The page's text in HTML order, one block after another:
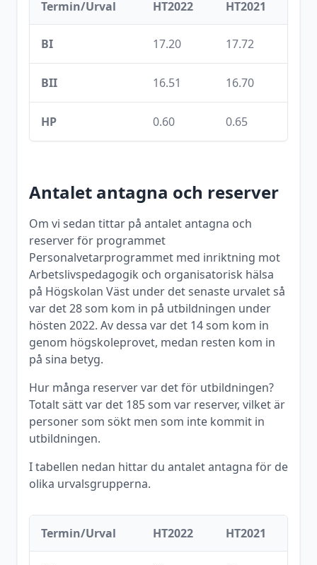
Termin/Urval HT2022 HT2021
BI 17.20 17.72
BII 16.51 16.70
HP 0.60 0.65
Antalet antagna och reserver
Om vi sedan tittar på antalet antagna och
reserver för programmet
Personalvetarprogrammet med inriktning mot
Arbetslivspedagogik och organisatorisk hälsa
på Högskolan Väst under det senaste urvalet så
var det28som kom in på utbildningen under
hösten 2022. Av dessa var det 14som kom in
genom högskoleprovet, medan resten kom in
på sina betyg.
Hur många reserver var det för utbildningen?
Totalt sätt var det 185som var reserver, vilket är
personer som sökt men som inte kommit in
utbildningen.
I tabellen nedan hittar du antalet antagna för de
olika urvalsgrupperna.
Termin/Urval HT2022 HT2021